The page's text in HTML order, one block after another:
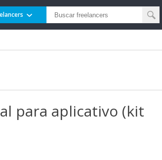
para aplicativo (kit